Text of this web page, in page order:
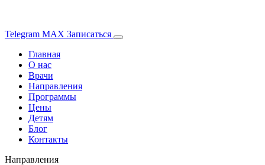
Telegram MAX Записаться
Главная
О нас
Врачи
Направления
Программы
Цены
Детям
Блог
Контакты
Направления